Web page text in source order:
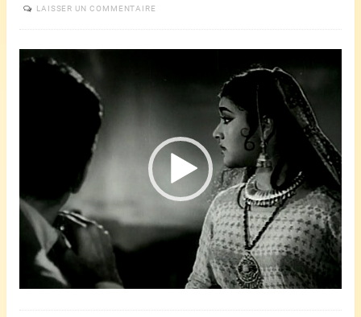
LAISSER UN COMMENTAIRE
Lecteur